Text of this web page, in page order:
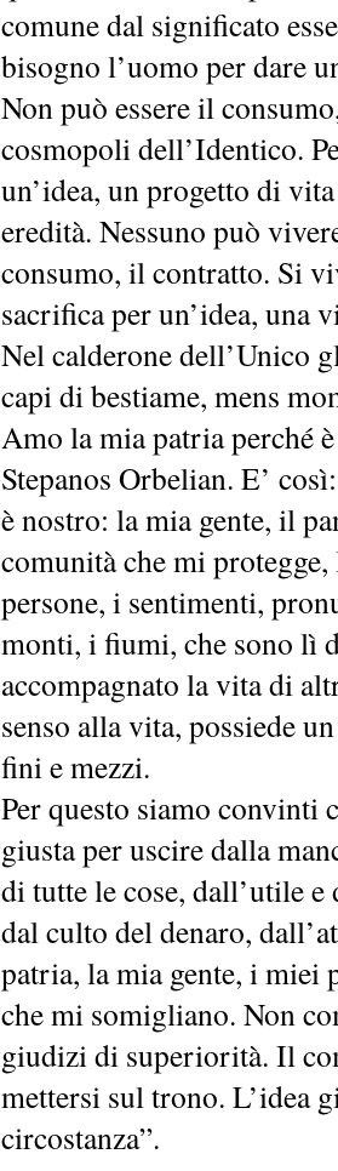
comune dal significato
bisogno l’uomo per dare
Non può essere il
cosmopoli dell’Identico.
un’idea, un progetto di
eredità. Nessuno può
consumo, il contratto. Si
sacrifica per un’idea, una
Nel calderone dell’Unico
capi di bestiame, mens
Amo la mia patria perché
Stepanos Orbelian. E’
è nostro: la mia gente, il
comunità che mi
persone, i sentimenti,
monti, i fiumi, che sono lì
accompagnato la vita di
senso alla vita, possiede
fini e mezzi.
Per questo siamo convinti
giusta per uscire dalla
di tutte le cose, dall’utile
dal culto del denaro,
patria, la mia gente, i
che mi somigliano. Non
giudizi di superiorità. Il
mettersi sul trono. L’idea
circostanza”.